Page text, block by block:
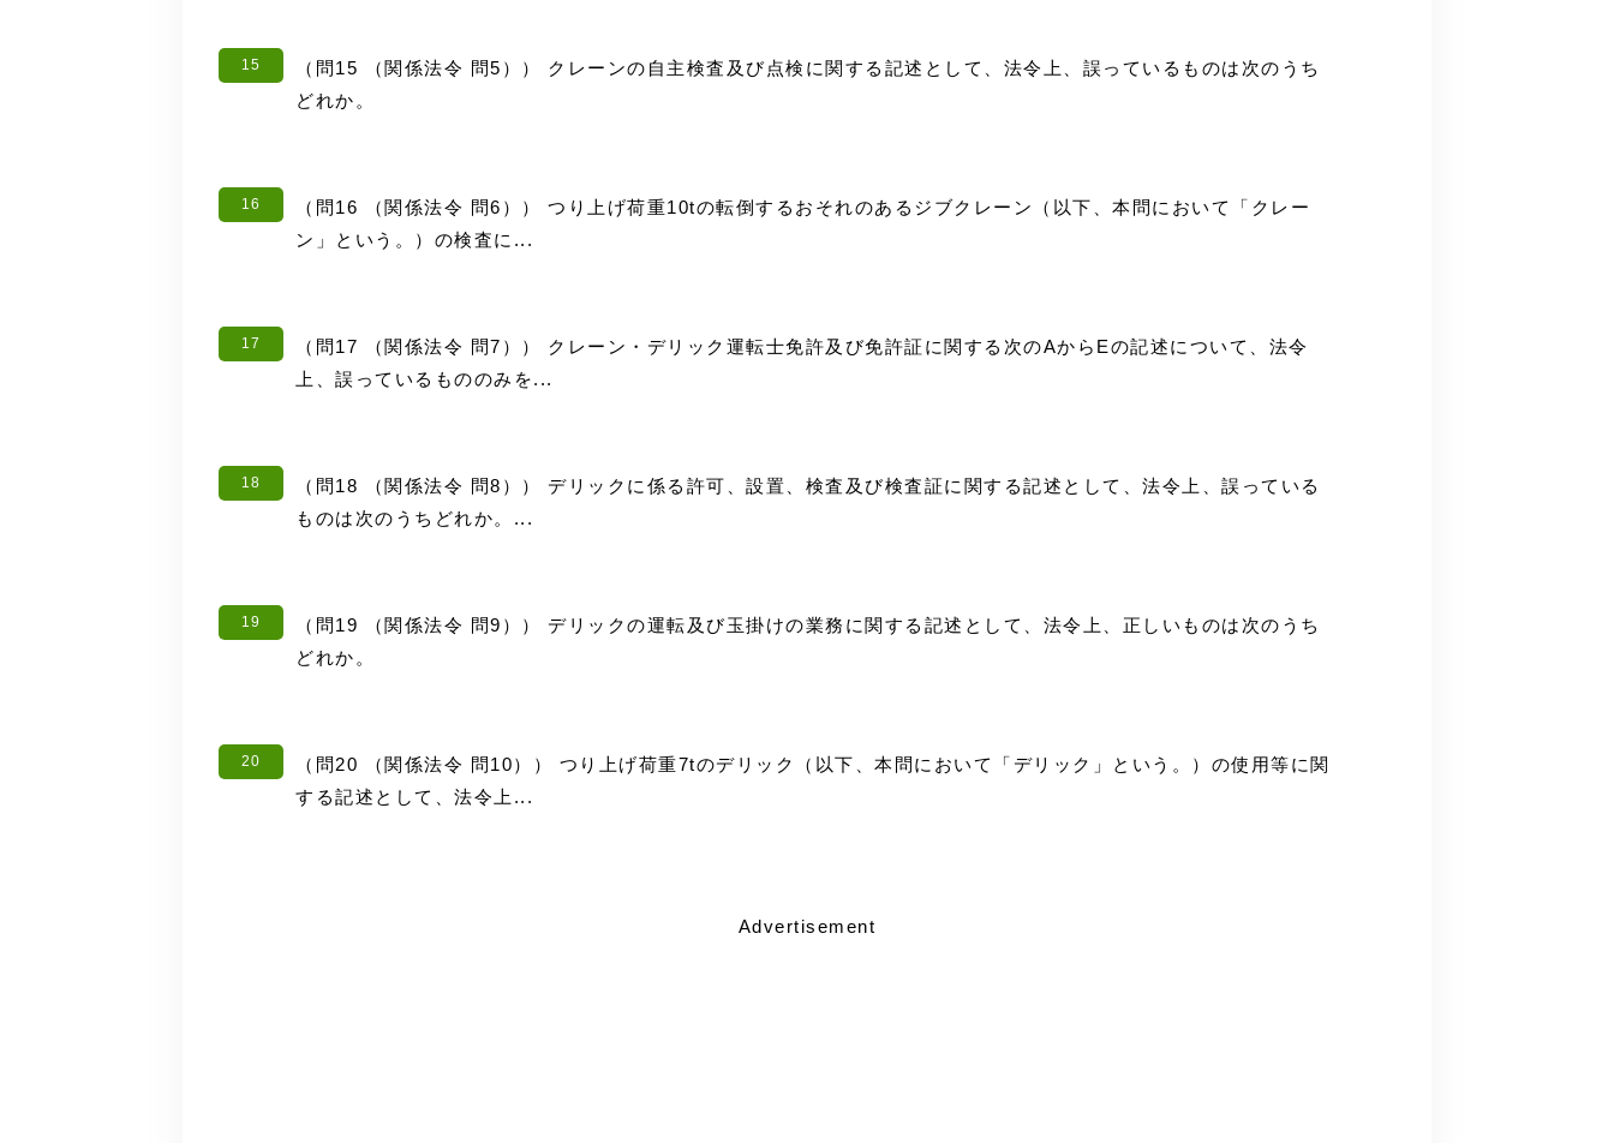
15
（問15 （関係法令 問5）） クレーンの自主検査及び点検に関する記述として、法令上、誤っているものは次のうち
どれか。
16
（問16 （関係法令 問6）） つり上げ荷重10tの転倒するおそれのあるジブクレーン（以下、本問において「クレー
ン」という。）の検査に...
17
（問17 （関係法令 問7）） クレーン・デリック運転士免許及び免許証に関する次のAからEの記述について、法令
上、誤っているもののみを...
18
（問18 （関係法令 問8）） デリックに係る許可、設置、検査及び検査証に関する記述として、法令上、誤っている
ものは次のうちどれか。...
19
（問19 （関係法令 問9）） デリックの運転及び玉掛けの業務に関する記述として、法令上、正しいものは次のうち
どれか。
20
（問20 （関係法令 問10）） つり上げ荷重7tのデリック（以下、本問において「デリック」という。）の使用等に関
する記述として、法令上...
Advertisement